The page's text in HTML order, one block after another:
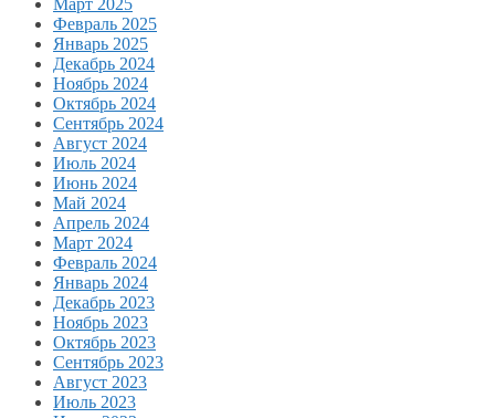
Март 2025
Февраль 2025
Январь 2025
Декабрь 2024
Ноябрь 2024
Октябрь 2024
Сентябрь 2024
Август 2024
Июль 2024
Июнь 2024
Май 2024
Апрель 2024
Март 2024
Февраль 2024
Январь 2024
Декабрь 2023
Ноябрь 2023
Октябрь 2023
Сентябрь 2023
Август 2023
Июль 2023